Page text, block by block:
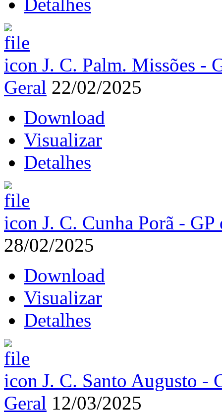
J. C. Palm. Missões -
Geral 22/02/2025
Download
Visualizar
Detalhes
J. C. Cunha Porã -
28/02/2025
Download
Visualizar
Detalhes
J. C. Santo Augusto -
Geral 12/03/2025